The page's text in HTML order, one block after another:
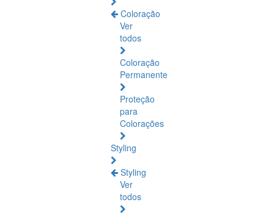
Coloração
Ver
todos
Coloração
Permanente
Proteção
para
Colorações
Styling
Styling
Ver
todos